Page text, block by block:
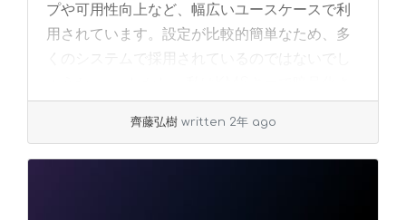
プや可用性向上など、幅広いユースケースで利
用されています。設定が比較的簡単なため、多
くのシステムで採用されているのではないでし
齊藤弘樹 written 2年 ago